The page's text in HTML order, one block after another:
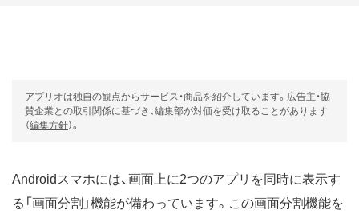
アプリオは独自の観点からサービス・商品を紹介しています。広告主・協
賛企業との取引関係に基づき、編集部が対価を受け取ることがあります
（編集方針）。
Androidスマホには、画面上に2つのアプリを同時に表示す
る「画面分割」機能が備わっています。この画面分割機能を